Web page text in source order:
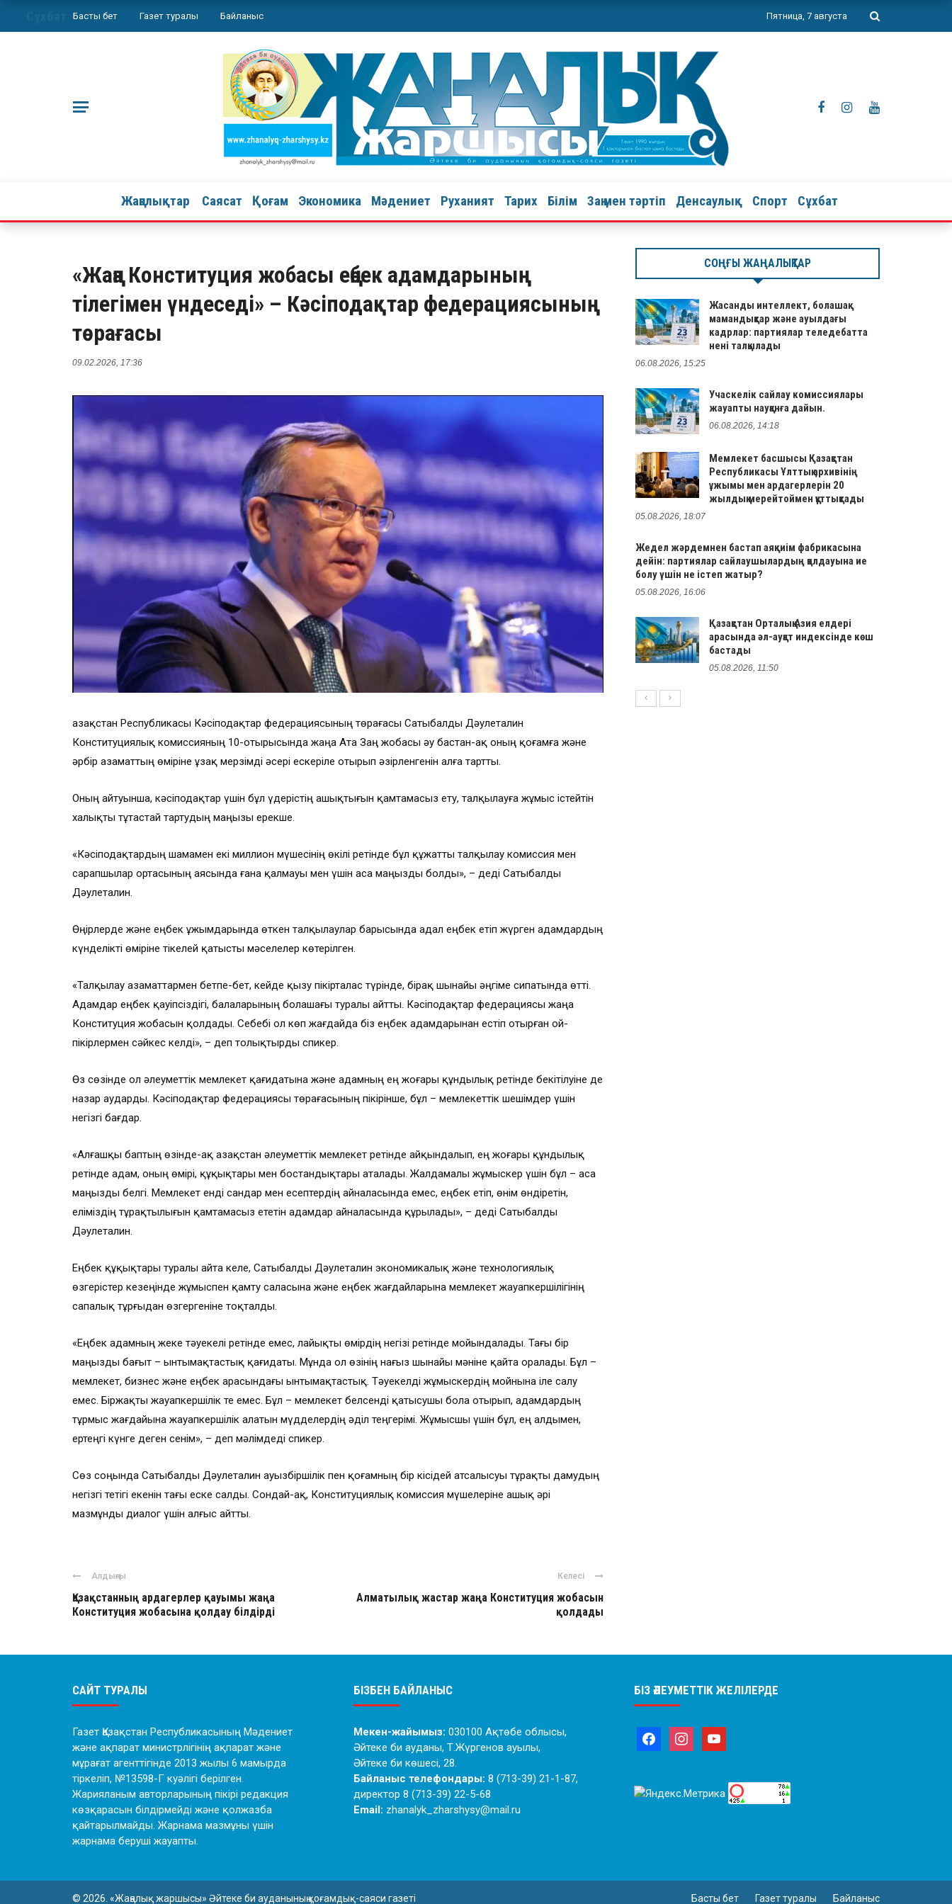
Басты бет Газет туралы Байланыс Пятница, 7 августа
Жаңалықтар Саясат Қоғам Экономика Мәдениет Руханият Тарих Білім Заң мен тәртіп Денсаулық Спорт Сұхбат
«Жаңа Конституция жобасы еңбек адамдарының
тілегімен үндеседі» – Кәсіподақтар федерациясының
төрағасы
09.02.2026, 17:36
Қазақстан Республикасы Кәсіподақтар федерациясының төрағасы Сатыбалды Дәулеталин
Конституциялық комиссияның 10-отырысында жаңа Ата Заң жобасы әу бастан-ақ оның қоғамға және
әрбір азаматтың өміріне ұзақ мерзімді әсері ескеріле отырып әзірленгенін алға тартты.
Оның айтуынша, кәсіподақтар үшін бұл үдерістің ашықтығын қамтамасыз ету, талқылауға жұмыс істейтін
халықты тұтастай тартудың маңызы ерекше.
«Кәсіподақтардың шамамен екі миллион мүшесінің өкілі ретінде бұл құжатты талқылау комиссия мен
сарапшылар ортасының аясында ғана қалмауы мен үшін аса маңызды болды», – деді Сатыбалды
Дәулеталин.
Өңірлерде және еңбек ұжымдарында өткен талқылаулар барысында адал еңбек етіп жүрген адамдардың
күнделікті өміріне тікелей қатысты мәселелер көтерілген.
«Талқылау азаматтармен бетпе-бет, кейде қызу пікірталас түрінде, бірақ шынайы әңгіме сипатында өтті.
Адамдар еңбек қауіпсіздігі, балаларының болашағы туралы айтты. Кәсіподақтар федерациясы жаңа
Конституция жобасын қолдады. Себебі ол көп жағдайда біз еңбек адамдарынан естіп отырған ой-
пікірлермен сәйкес келді», – деп толықтырды спикер.
Өз сөзінде ол әлеуметтік мемлекет қағидатына және адамның ең жоғары құндылық ретінде бекітілуіне де
назар аударды. Кәсіподақтар федерациясы төрағасының пікірінше, бұл – мемлекеттік шешімдер үшін
негізгі бағдар.
«Алғашқы баптың өзінде-ақ Қазақстан әлеуметтік мемлекет ретінде айқындалып, ең жоғары құндылық
ретінде адам, оның өмірі, құқықтары мен бостандықтары аталады. Жалдамалы жұмыскер үшін бұл – аса
маңызды белгі. Мемлекет енді сандар мен есептердің айналасында емес, еңбек етіп, өнім өндіретін,
еліміздің тұрақтылығын қамтамасыз ететін адамдар айналасында құрылады», – деді Сатыбалды
Дәулеталин.
Еңбек құқықтары туралы айта келе, Сатыбалды Дәулеталин экономикалық және технологиялық
өзгерістер кезеңінде жұмыспен қамту саласына және еңбек жағдайларына мемлекет жауапкершілігінің
сапалық тұрғыдан өзгергеніне тоқталды.
«Еңбек адамның жеке тәуекелі ретінде емес, лайықты өмірдің негізі ретінде мойындалады. Тағы бір
маңызды бағыт – ынтымақтастық қағидаты. Мұнда ол өзінің нағыз шынайы мәніне қайта оралады. Бұл –
мемлекет, бизнес және еңбек арасындағы ынтымақтастық. Тәуекелді жұмыскердің мойнына іле салу
емес. Біржақты жауапкершілік те емес. Бұл – мемлекет белсенді қатысушы бола отырып, адамдардың
тұрмыс жағдайына жауапкершілік алатын мүдделердің әділ теңгерімі. Жұмысшы үшін бұл, ең алдымен,
ертеңгі күнге деген сенім», – деп мәлімдеді спикер.
Сөз соңында Сатыбалды Дәулеталин ауызбіршілік пен қоғамның бір кісідей атсалысуы тұрақты дамудың
негізгі тетігі екенін тағы еске салды. Сондай-ақ, Конституциялық комиссия мүшелеріне ашық әрі
мазмұнды диалог үшін алғыс айтты.
Алдыңғы
Қазақстанның ардагерлер қауымы жаңа
Конституция жобасына қолдау білдірді
Келесі
Алматылық жастар жаңа Конституция жобасын
қолдады
СОҢҒЫ ЖАҢАЛЫҚТАР
Жасанды интеллект, болашақ
мамандықтар және ауылдағы
кадрлар: партиялар теледебатта
нені талқылады
06.08.2026, 15:25
Учаскелік сайлау комиссиялары
жауапты науқанға дайын.
06.08.2026, 14:18
Мемлекет басшысы Қазақстан
Республикасы Ұлттық архивінің
ұжымы мен ардагерлерін 20
жылдық мерейтоймен құттықтады
05.08.2026, 18:07
Жедел жәрдемнен бастап аяқкиім фабрикасына
дейін: партиялар сайлаушылардың қолдауына ие
болу үшін не істеп жатыр?
05.08.2026, 16:06
Қазақстан Орталық Азия елдері
арасында әл-ауқат индексінде көш
бастады
05.08.2026, 11:50
САЙТ ТУРАЛЫ
Газет Қазақстан Республикасының Мәдениет
және ақпарат министрлігінің ақпарат және
мұрағат агенттігінде 2013 жылы 6 мамырда
тіркеліп, №13598-Г куәлігі берілген.
Жарияланым авторларының пікірі редакция
көзқарасын білдірмейді және қолжазба
қайтарылмайды. Жарнама мазмұны үшін
жарнама беруші жауапты.
БІЗБЕН БАЙЛАНЫС
Мекен-жайымыз: 030100 Ақтөбе облысы,
Әйтеке би ауданы, Т.Жүргенов ауылы,
Әйтеке би көшесі, 28.
Байланыс телефондары: 8 (713-39) 21-1-87,
директор 8 (713-39) 22-5-68
Email: zhanalyk_zharshysy@mail.ru
БІЗ ӘЛЕУМЕТТІК ЖЕЛІЛЕРДЕ
© 2026. «Жаңалық жаршысы» Әйтеке би ауданының қоғамдық-саяси газеті Басты бет Газет туралы Байланыс